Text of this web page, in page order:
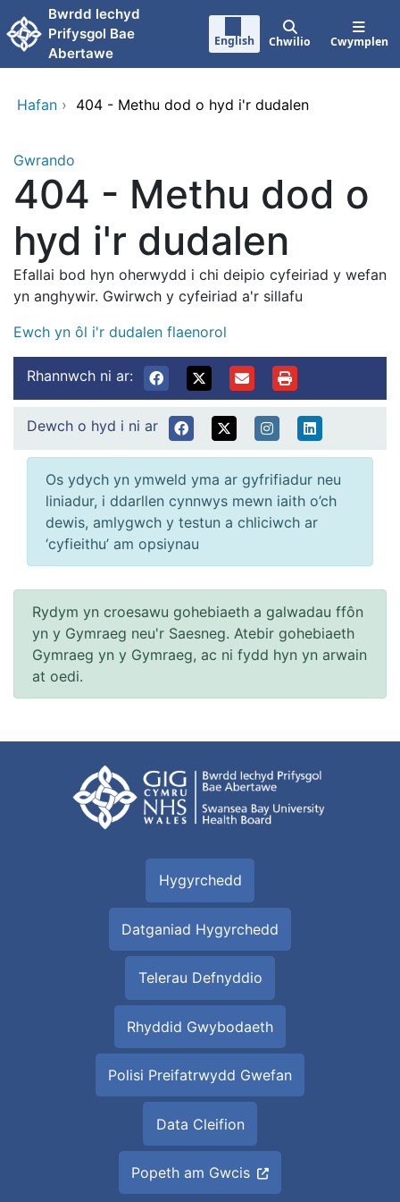
Neidio i'r prif gynnwy
Bwrdd lechyd
Prifysgol Bae
Abertawe
English Chwilio Cwymplen
Hafan › 404 - Methu dod o hyd i'r dudalen
Gwrando
404 - Methu dod o
hyd i'r dudalen
Efallai bod hyn oherwydd i chi deipio cyfeiriad y wefan
yn anghywir. Gwirwch y cyfeiriad a'r sillafu
Ewch yn ôl i'r dudalen flaenorol
Rhannwch ni ar:
Dewch o hyd i ni ar
Os ydych yn ymweld yma ar gyfrifiadur neu
liniadur, i ddarllen cynnwys mewn iaith o’ch
dewis, amlygwch y testun a chliciwch ar
‘cyfieithu’ am opsiynau
Rydym yn croesawu gohebiaeth a galwadau ffôn
yn y Gymraeg neu'r Saesneg. Atebir gohebiaeth
Gymraeg yn y Gymraeg, ac ni fydd hyn yn arwain
at oedi.
Hygyrchedd
Datganiad Hygyrchedd
Telerau Defnyddio
Rhyddid Gwybodaeth
Polisi Preifatrwydd Gwefan
Data Cleifion
Popeth am Gwcis